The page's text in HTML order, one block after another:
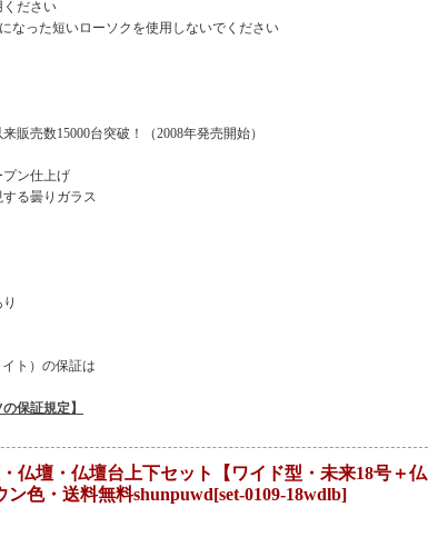
ください
なった短いローソクを使用しないでください
販売数15000台突破！（2008年発売開始）
ン仕上げ
る曇りガラス
ト）の保証は
保証規定】
仏壇・仏壇台上下セット【ワイド型・未来18号＋仏
色・送料無料shunpuwd[set-0109-18wdlb]